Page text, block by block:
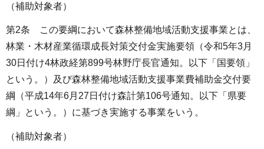
（補助対象者）
第2条 この要綱において森林整備地域活動支援事業とは、
林業・木材産業循環成長対策交付金実施要領（令和5年3月
30日付け4林政経第899号林野庁長官通知。以下「国要領」
という。）及び森林整備地域活動支援事業費補助金交付要
綱（平成14年6月27日付け森計第106号通知。以下「県要
綱」という。）に基づき実施する事業をいう。
（補助対象者）